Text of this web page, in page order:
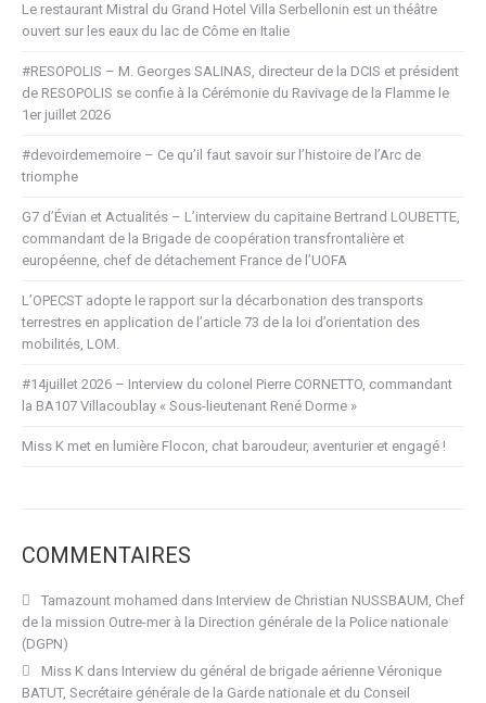
Le restaurant Mistral du Grand Hotel Villa Serbellonin est un théâtre
ouvert sur les eaux du lac de Côme en Italie
#RESOPOLIS – M. Georges SALINAS, directeur de la DCIS et président
de RESOPOLIS se confie à la Cérémonie du Ravivage de la Flamme le
1er juillet 2026
#devoirdememoire – Ce qu’il faut savoir sur l’histoire de l’Arc de
triomphe
G7 d’Évian et Actualités – L’interview du capitaine Bertrand LOUBETTE,
commandant de la Brigade de coopération transfrontalière et
européenne, chef de détachement France de l’UOFA
L’OPECST adopte le rapport sur la décarbonation des transports
terrestres en application de l’article 73 de la loi d’orientation des
mobilités, LOM.
#14juillet 2026 – Interview du colonel Pierre CORNETTO, commandant
la BA107 Villacoublay « Sous-lieutenant René Dorme »
Miss K met en lumière Flocon, chat baroudeur, aventurier et engagé !
COMMENTAIRES
Tamazount mohamed dans Interview de Christian NUSSBAUM, Chef
de la mission Outre-mer à la Direction générale de la Police nationale
(DGPN)
Miss K dans Interview du général de brigade aérienne Véronique
BATUT, Secrétaire générale de la Garde nationale et du Conseil